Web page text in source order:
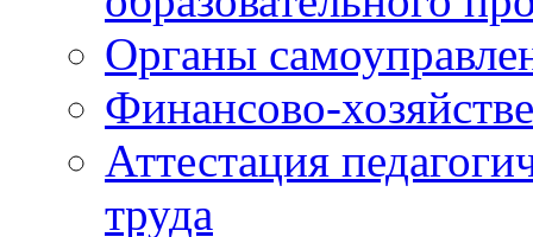
Органы
Финансово-
Аттестация
труда